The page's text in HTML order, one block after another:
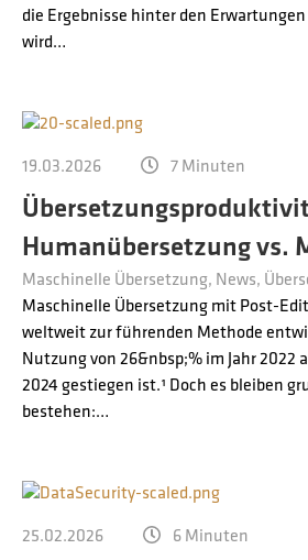
die Ergebnisse hinter den
wird…
19.03.2026 7 Minuten
Humanübersetzung vs.
Maschinelle Übersetzung News
Maschinelle Übersetzung mit Post-
weltweit zur führenden Methode
Nutzung von 26&nbsp;% im Jahr 2022
2024 gestiegen ist.¹ Doch es bleiben
bestehen:…
25.02.2026 6 Minuten